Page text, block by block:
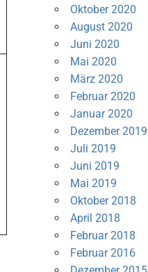
Oktober 2020
August 2020
Juni 2020
Mai 2020
März 2020
Februar 2020
Januar 2020
Dezember 2019
Juli 2019
Juni 2019
Mai 2019
Oktober 2018
April 2018
Februar 2018
Februar 2016